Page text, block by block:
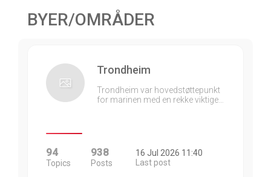
BYER/OMRÅDER
Trondheim
Trondheim var hovedstøttepunkt
for marinen med en rekke viktige…
94
Topics
938
Posts
16 Jul 2026 11:40
Last post